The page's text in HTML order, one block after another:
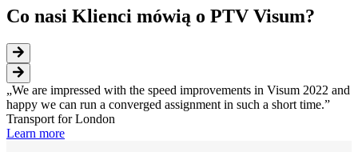
Co nasi Klienci mówią o PTV Visum?
We are impressed with the speed improvements in Visum 2022 and
happy we can run a converged assignment in such a short time.
Transport for London
Learn more